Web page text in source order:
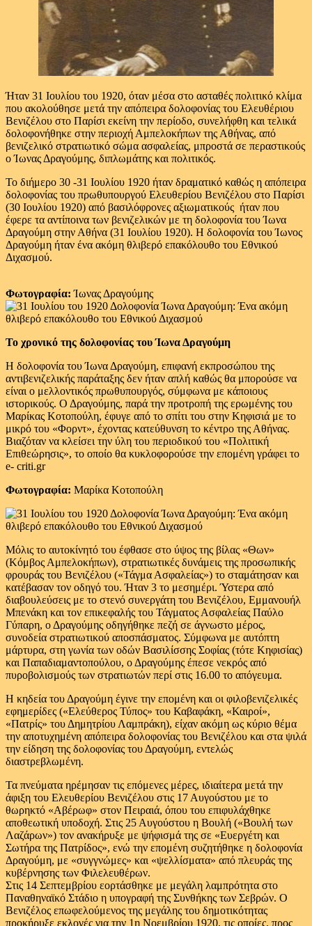
Ήταν 31 Ιουλίου του 1920, όταν μέσα στο ασταθές πολιτικό κλίμα
που ακολούθησε μετά την απόπειρα δολοφονίας του Ελευθέριου
Βενιζέλου στο Παρίσι εκείνη την περίοδο, συνελήφθη και τελικά
δολοφονήθηκε στην περιοχή Αμπελοκήπων της Αθήνας, από
βενιζελικό στρατιωτικό σώμα ασφαλείας, μπροστά σε περαστικούς
ο Ίωνας Δραγούμης, διπλωμάτης και πολιτικός.
Το διήμερο 30 -31 Ιουλίου 1920 ήταν δραματικό καθώς η απόπειρα
δολοφονίας του πρωθυπουργού Ελευθερίου Βενιζέλου στο Παρίσι
(30 Ιουλίου 1920) από βασιλόφρονες αξιωματικούς ήταν που
έφερε τα αντίποινα των βενιζελικών με τη δολοφονία του Ίωνα
Δραγούμη στην Αθήνα (31 Ιουλίου 1920). Η δολοφονία του Ίωνος
Δραγούμη ήταν ένα ακόμη θλιβερό επακόλουθο του Εθνικού
Διχασμού.
Φωτογραφία: Ίωνας Δραγούμης
Το χρονικό της δολοφονίας του Ίωνα Δραγούμη
Η δολοφονία του Ίωνα Δραγούμη, επιφανή εκπροσώπου της
αντιβενιζελικής παράταξης δεν ήταν απλή καθώς θα μπορούσε να
είναι ο μελλοντικός πρωθυπουργός, σύμφωνα με κάποιους
ιστορικούς. Ο Δραγούμης, παρά την προτροπή της ερωμένης του
Μαρίκας Κοτοπούλη, έφυγε από το σπίτι του στην Κηφισιά με το
μικρό του «Φορντ», έχοντας κατεύθυνση το κέντρο της Αθήνας.
Βιαζόταν να κλείσει την ύλη του περιοδικού του «Πολιτική
Επιθεώρησις», το οποίο θα κυκλοφορούσε την επομένη γράφει το
e- criti.gr
Φωτογραφία: Mαρίκα Κοτοπούλη
Μόλις το αυτοκίνητό του έφθασε στο ύψος της βίλας «Θων»
(Κόμβος Αμπελοκήπων), στρατιωτικές δυνάμεις της προσωπικής
φρουράς του Βενιζέλου («Τάγμα Ασφαλείας») το σταμάτησαν και
κατέβασαν τον οδηγό του. Ήταν 3 το μεσημέρι. Ύστερα από
διαβουλεύσεις με το στενό συνεργάτη του Βενιζέλου, Εμμανουήλ
Μπενάκη και τον επικεφαλής του Τάγματος Ασφαλείας Παύλο
Γύπαρη, ο Δραγούμης οδηγήθηκε πεζή σε άγνωστο μέρος,
συνοδεία στρατιωτικού αποσπάσματος. Σύμφωνα με αυτόπτη
μάρτυρα, στη γωνία των οδών Βασιλίσσης Σοφίας (τότε Κηφισίας)
και Παπαδιαμαντοπούλου, ο Δραγούμης έπεσε νεκρός από
πυροβολισμούς των στρατιωτών περί στις 16.00 το απόγευμα.
Η κηδεία του Δραγούμη έγινε την επομένη και οι φιλοβενιζελικές
εφημερίδες («Ελεύθερος Τύπος» του Καβαφάκη, «Καιροί»,
«Πατρίς» του Δημητρίου Λαμπράκη), είχαν ακόμη ως κύριο θέμα
την αποτυχημένη απόπειρα δολοφονίας του Βενιζέλου και στα ψιλά
την είδηση της δολοφονίας του Δραγούμη, εντελώς
διαστρεβλωμένη.
Τα πνεύματα ηρέμησαν τις επόμενες μέρες, ιδιαίτερα μετά την
άφιξη του Ελευθερίου Βενιζέλου στις 17 Αυγούστου με το
θωρηκτό «Αβέρωφ» στον Πειραιά, όπου του επιφυλάχθηκε
αποθεωτική υποδοχή. Στις 25 Αυγούστου η Βουλή («Βουλή των
Λαζάρων») τον ανακήρυξε με ψήφισμά της σε «Ευεργέτη και
Σωτήρα της Πατρίδος», ενώ την επομένη συζητήθηκε η δολοφονία
Δραγούμη, με «συγγνώμες» και «ψελλίσματα» από πλευράς της
κυβέρνησης των Φιλελευθέρων.
Στις 14 Σεπτεμβρίου εορτάσθηκε με μεγάλη λαμπρότητα στο
Παναθηναϊκό Στάδιο η υπογραφή της Συνθήκης των Σεβρών. Ο
Βενιζέλος επωφελούμενος της μεγάλης του δημοτικότητας
προκήρυξε εκλογές για την 1η Νοεμβρίου 1920, τις οποίες, προς